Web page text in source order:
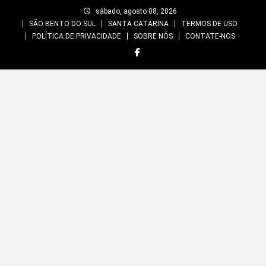
sábado, agosto 08, 2026
SÃO BENTO DO SUL
SANTA CATARINA
TERMOS DE USO
POLÍTICA DE PRIVACIDADE
SOBRE NÓS CONTATE-NOS